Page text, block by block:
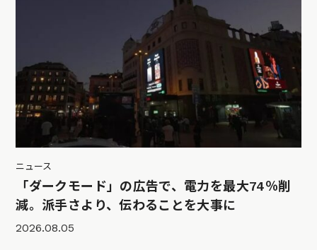
ニュース
「ダークモード」の広告で、電力を最大74％削
減。派手さより、伝わることを大事に
2026.08.05